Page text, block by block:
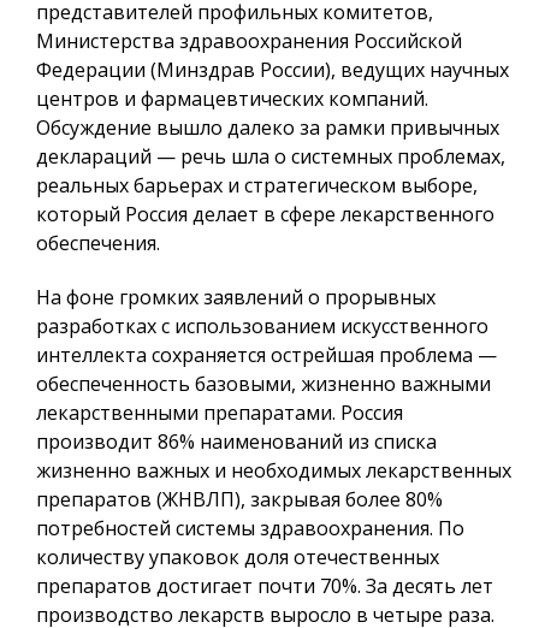
представителей профильных комитетов,
Министерства здравоохранения Российской
Федерации (Минздрав России), ведущих научных
центров и фармацевтических компаний.
Обсуждение вышло далеко за рамки привычных
деклараций — речь шла о системных проблемах,
реальных барьерах и стратегическом выборе,
который Россия делает в сфере лекарственного
обеспечения.
На фоне громких заявлений о прорывных
разработках с использованием искусственного
интеллекта сохраняется острейшая проблема —
обеспеченность базовыми, жизненно важными
лекарственными препаратами. Россия
производит 86% наименований из списка
жизненно важных и необходимых лекарственных
препаратов (ЖНВЛП), закрывая более 80%
потребностей системы здравоохранения. По
количеству упаковок доля отечественных
препаратов достигает почти 70%. За десять лет
производство лекарств выросло в четыре раза.